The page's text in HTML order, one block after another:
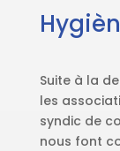
Suite à la
les
syndic de
nous font